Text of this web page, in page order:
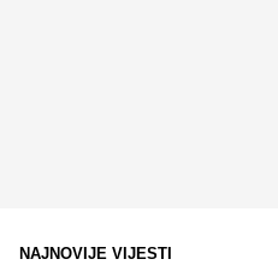
NAJNOVIJE VIJESTI